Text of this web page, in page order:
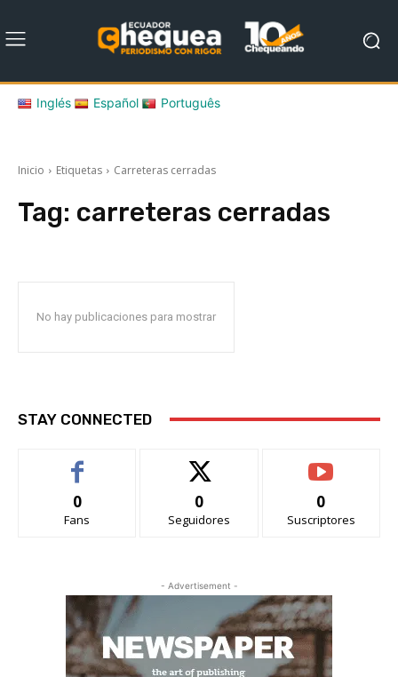
Inglés Español Português
Inicio Etiquetas Carreteras cerradas
Tag: carreteras cerradas
No hay publicaciones para mostrar
STAY CONNECTED
0
Fans
0
Seguidores
0
Suscriptores
- Advertisement -